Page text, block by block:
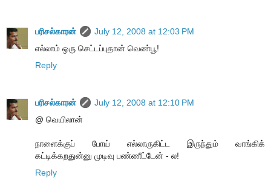
பரிசல்காரன்
July 12, 2008 at 12:03 PM
எல்லாம் ஒரு செட்டப்புதான் வெண்பூ!
Reply
பரிசல்காரன்
July 12, 2008 at 12:10 PM
@ வெயிலான்
நாளைக்குப் போய் எல்லாருகிட்ட இருந்தும் வாங்கிக்
கட்டிக்கறதுன்னு முடிவு பண்ணீட்டேன் - ல!
Reply